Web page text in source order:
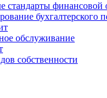
финансовой
бухгалтерского
обслуживание
собственности